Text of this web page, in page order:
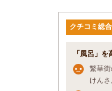
クチコミ総合
「風呂」
けん